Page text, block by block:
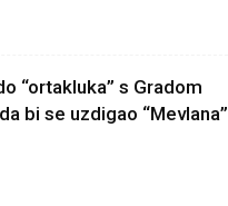
“ortakluka” s Gradom
bi se uzdigao “Mevlana”